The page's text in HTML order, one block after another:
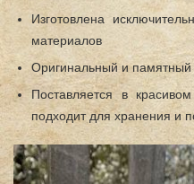
Изготовлена
материалов
Оригинальный и памятный
Поставляется в
подходит для хранения и